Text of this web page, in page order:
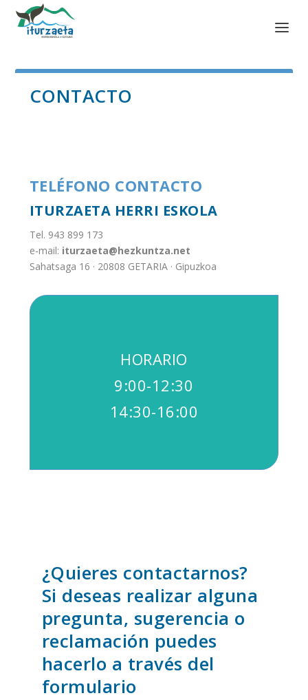
CONTACTO
TELÉFONO CONTACTO
ITURZAETA HERRI ESKOLA
Tel. 943 899 173
e-mail: iturzaeta@hezkuntza.net
Sahatsaga 16 · 20808 GETARIA · Gipuzkoa
HORARIO
9:00-12:30
14:30-16:00
¿Quieres contactarnos?
Si deseas realizar alguna
pregunta, sugerencia o
reclamación puedes
hacerlo a través del
formulario